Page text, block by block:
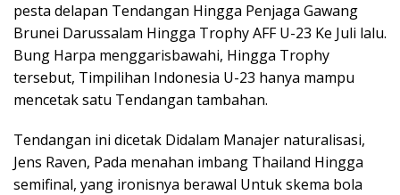
pesta delapan Tendangan Hingga Penjaga Gawang
Brunei Darussalam Hingga Trophy AFF U-23 Ke Juli lalu.
Bung Harpa menggarisbawahi, Hingga Trophy
tersebut, Timpilihan Indonesia U-23 hanya mampu
mencetak satu Tendangan tambahan.
Tendangan ini dicetak Didalam Manajer naturalisasi,
Jens Raven, Pada menahan imbang Thailand Hingga
semifinal, yang ironisnya berawal Untuk skema bola